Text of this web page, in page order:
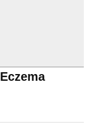
Eczema